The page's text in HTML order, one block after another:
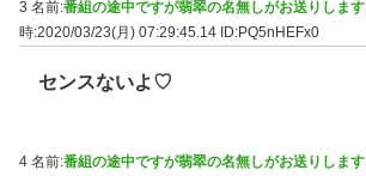
3 名前:番組の途中ですが翡翠の名無しがお送りします
時:2020/03/23(月) 07:29:45.14 ID:PQ5nHEFx0
センスないよ♡
4 名前:番組の途中ですが翡翠の名無しがお送りします